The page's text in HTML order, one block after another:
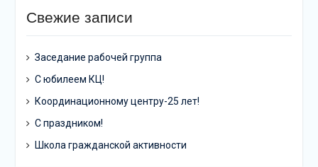
Свежие записи
Заседание рабочей группа
С юбилеем КЦ!
Координационному центру-25 лет!
С праздником!
Школа гражданской активности